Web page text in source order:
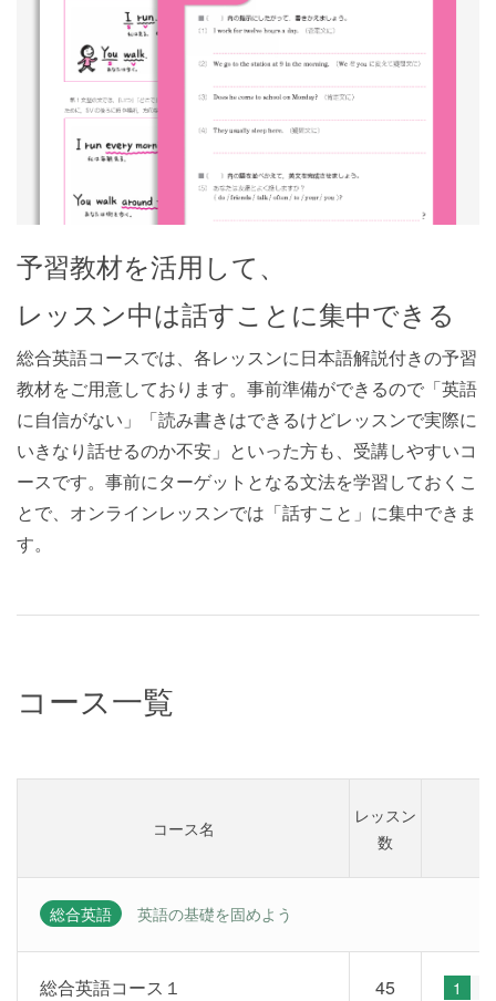
予習教材を活用して、
レッスン中は話すことに集中できる
総合英語コースでは、各レッスンに日本語解説付きの予習
教材をご用意しております。事前準備ができるので「英語
に自信がない」「読み書きはできるけどレッスンで実際に
いきなり話せるのか不安」といった方も、受講しやすいコ
ースです。事前にターゲットとなる文法を学習しておくこ
とで、オンラインレッスンでは「話すこと」に集中できま
す。
コース一覧
コース名
レッスン
数
総合英語 英語の基礎を固めよう
総合英語コース１ 45 1